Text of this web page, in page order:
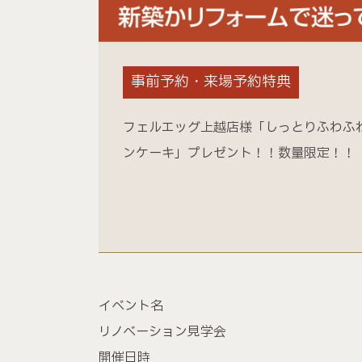
事前予約・来場予約特典
フェルエッグ上越店様「しっとりふわふ
ンケーキ」プレゼント！！数量限定！！
イベント名
リノベーション見学会
開催日時